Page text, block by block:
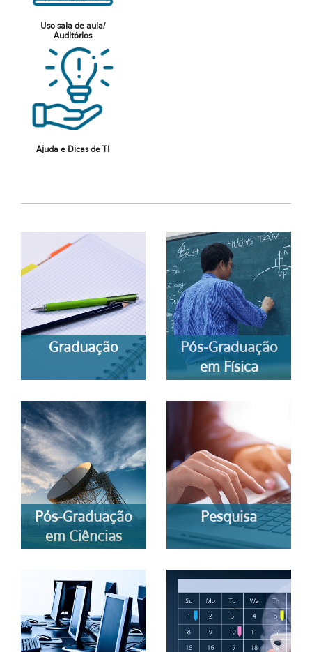
Uso sala de aula/
Auditórios
Ajuda e Dicas de TI
Graduação
Pós-Graduação
em Física
Pós-Graduação
em Ciências
Pesquisa